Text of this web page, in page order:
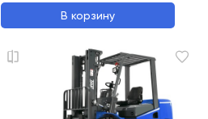
В корзину